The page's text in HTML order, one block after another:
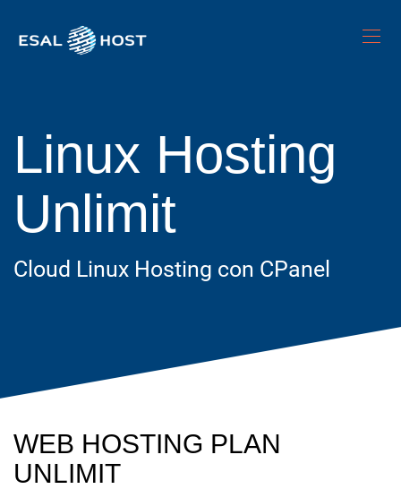
Linux Hosting
Unlimit
Cloud Linux Hosting con CPanel
WEB HOSTING PLAN
UNLIMIT